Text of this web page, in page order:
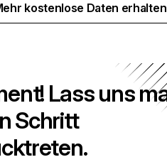
kostenlose Daten erhalten
Lass uns
Schritt